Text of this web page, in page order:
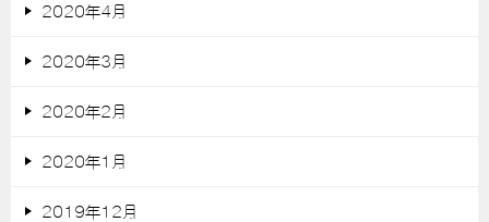
2020年4月
2020年3月
2020年2月
2020年1月
2019年12月